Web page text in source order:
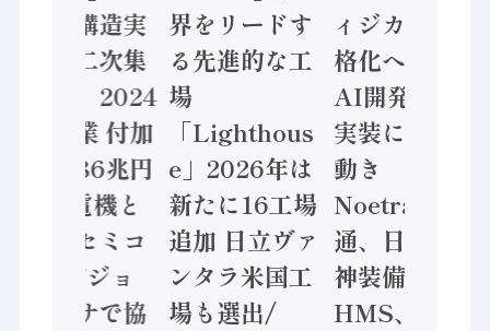
「経済構造実
態調査二次集
計結果」2024
年製造業 付加
価値額86兆円
/ 三菱電機と
ソニーセミコ
ン AIビジョ
ンセンサで協
界をリードす
る先進的な工
場
「Lighthous
e」2026年は
新たに16工場
追加 日立ヴァ
ンタラ米国工
場も選出/
ィジカルAI本
格化へ 国産
AI開発や社会
実装に活発な
動き
Noetra、富士
通、日立 / 兵
神装備 ×
HMS、老舗